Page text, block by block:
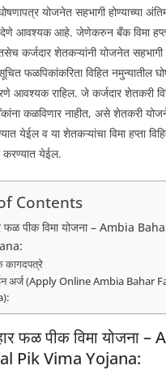
योजनेत सहभागी होण्याच्या
आवश्यक आहे. जेणेकरुन बँक विमा
कर्जदार शेतकऱ्यांनी योजनेत सहभागी
फळपिकांकरिता विहित नमुन्यातील
आवश्यक राहिल. जे कर्जदार शेतकरी
कळविणार नाहीत, असे शेतकरी
येईल व या शेतकऱ्यांचा विमा हप्ता
करण्यात येईल.
Contents
फळ पीक विमा योजना – Ambia
अर्ज (Apply Online Ambia Bahar
फळ पीक विमा योजना –
Pik Vima Yojana: